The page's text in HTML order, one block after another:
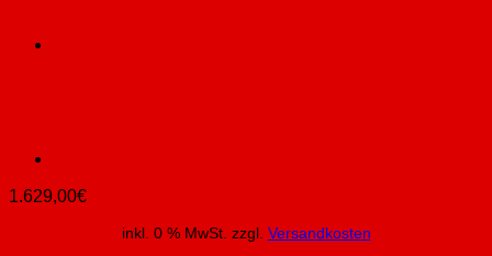
1.629,00€
inkl. 0 % MwSt. zzgl. Versandkosten